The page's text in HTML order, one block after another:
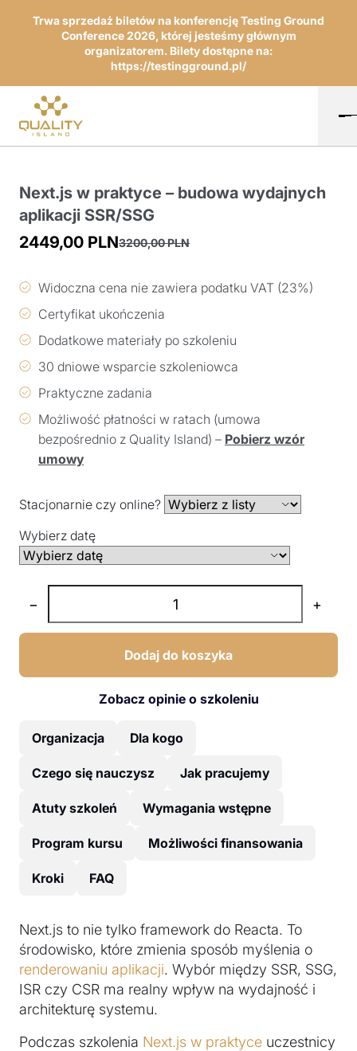
Trwa sprzedaż biletów na konferencję Testing Ground
Conference 2026, której jesteśmy głównym
organizatorem. Bilety dostępne na:
https://testingground.pl/
Next.js w praktyce – budowa wydajnych
aplikacji SSR/SSG
3200,00PLN
cena
3200,00 PLN.
2449,00 PLN
cena
2449,00 PLN.
Widoczna cena nie zawiera podatku VAT (23%)
Certyfikat ukończenia
Dodatkowe materiały po szkoleniu
30 dniowe wsparcie szkoleniowca
Praktyczne zadania
Możliwość płatności w ratach (umowa
bezpośrednio z Quality Island) – Pobierz wzór
umowy
Stacjonarnie czy online?
Wybierz datę
− +
Dodaj do koszyka
Zobacz opinie o szkoleniu
Organizacja Dla kogo
Czego się nauczysz Jak pracujemy
Atuty szkoleń Wymagania wstępne
Program kursu Możliwości finansowania
Kroki FAQ
Next.js to nie tylko framework do Reacta. To
środowisko, które zmienia sposób myślenia o
renderowaniu aplikacji. Wybór między SSR, SSG,
ISR czy CSR ma realny wpływ na wydajność i
architekturę systemu.
Podczas szkolenia Next.js w praktyce uczestnicy